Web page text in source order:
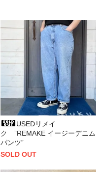
USEDリメイ
ク ”REMAKE イージーデニム
パンツ”
SOLD OUT